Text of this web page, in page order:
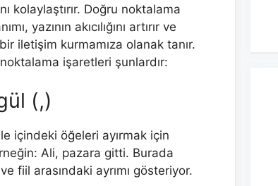
kolaylaştırır. Doğru noktalama
yazının akıcılığını artırır ve
iletişim kurmamıza olanak tanır.
işaretleri şunlardır:
(,)
içindeki öğeleri ayırmak için
Ali, pazara gitti. Burada
fiil arasındaki ayrımı gösteriyor.